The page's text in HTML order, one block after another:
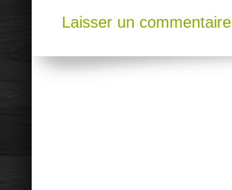
Laisser un commentaire